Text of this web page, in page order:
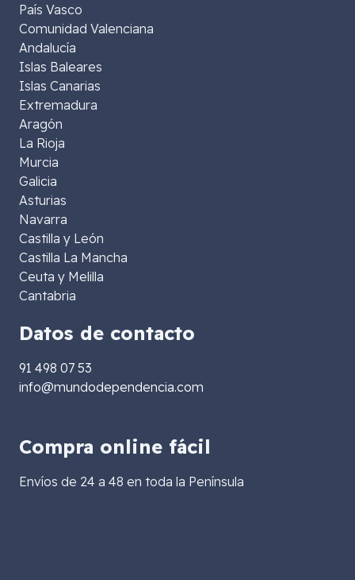
País Vasco
Comunidad Valenciana
Andalucía
Islas Baleares
Islas Canarias
Extremadura
Aragón
La Rioja
Murcia
Galicia
Asturias
Navarra
Castilla y León
Castilla La Mancha
Ceuta y Melilla
Cantabria
Datos de contacto
91 498 07 53
info@mundodependencia.com
Compra online fácil
Envíos de 24 a 48 en toda la Península